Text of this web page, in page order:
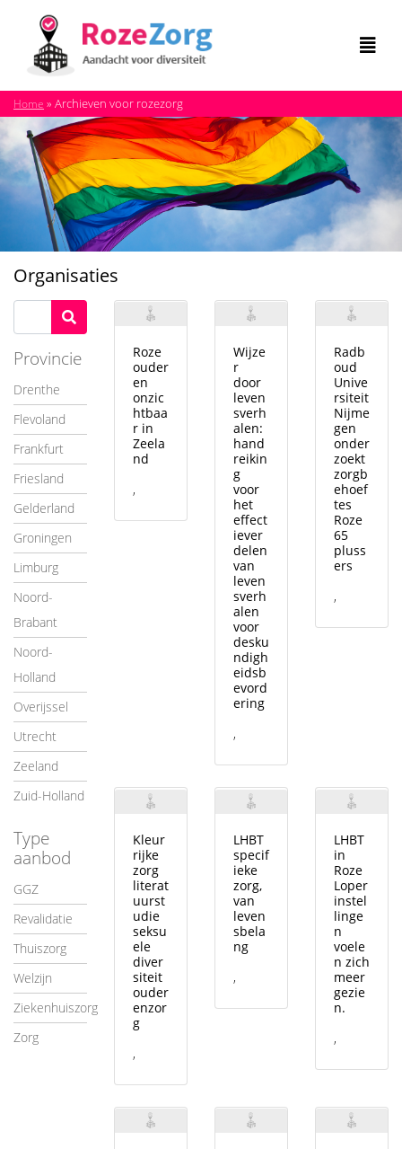
Home » Archieven voor rozezorg
Organisaties
Provincie
Drenthe
Flevoland
Frankfurt
Friesland
Gelderland
Groningen
Limburg
Noord-
Brabant
Noord-
Holland
Overijssel
Utrecht
Zeeland
Zuid-Holland
Type
aanbod
GGZ
Revalidatie
Thuiszorg
Welzijn
Ziekenhuiszorg
Zorg
Roze
ouder
en
onzic
htbaa
r in
Zeela
nd
,
Wijze
r
door
leven
sverh
alen:
hand
reikin
g
voor
het
effect
iever
delen
van
leven
sverh
alen
voor
desku
ndigh
eidsb
evord
ering
,
Radb
oud
Unive
rsiteit
Nijme
gen
onder
zoekt
zorgb
ehoef
tes
Roze
65
pluss
ers
,
Kleur
rijke
zorg
literat
uurst
udie
seksu
ele
diver
siteit
ouder
enzor
g
,
LHBT
specif
ieke
zorg,
van
leven
sbela
ng
,
LHBT
in
Roze
Loper
instel
linge
n
voele
n zich
meer
gezie
n.
,